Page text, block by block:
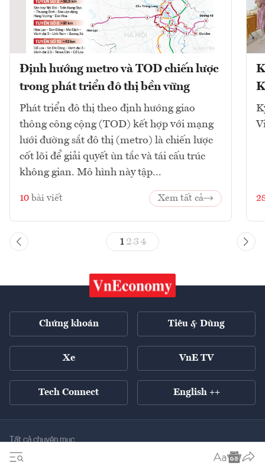
Định hướng metro và TOD chiến lược
trong phát triển đô thị bền vững
Phát triển đô thị theo định hướng giao
thông công cộng (TOD) kết hợp với mạng
lưới đường sắt đô thị (metro) là chiến lược
cốt lõi để giải quyết ùn tắc và tái cấu trúc
không gian. Mô hình này tập...
10 bài viết Xem tất cả
1 23 4
Chứng khoán Tiêu & Dùng
Xe VnE TV
Tech Connect English ++
Tất cả chuyên mục
Kinh tế xanh